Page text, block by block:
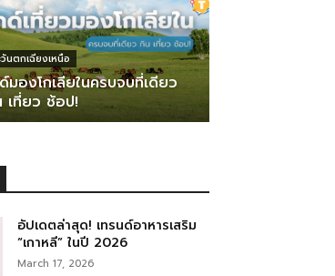
นตกเฉียงเหนือ
มองโกเลียในครบจบที่เดียว
เที่ยว ช้อป!
อัปเดตล่าสุด! เทรนด์อาหารเสริม
“เกาหลี” ในปี 2026
March 17, 2026